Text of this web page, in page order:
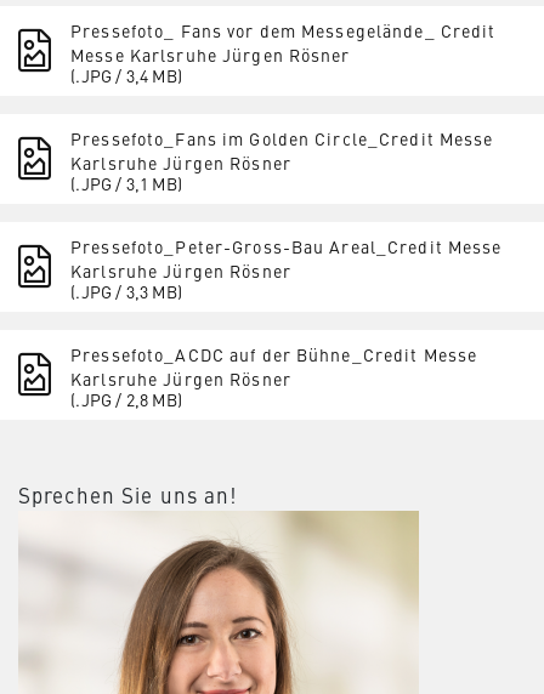
Pressefoto_ Fans vor dem Messegelände_ Credit
Messe Karlsruhe Jürgen Rösner
(.JPG / 3,4 MB)
Pressefoto_Fans im Golden Circle_Credit Messe
Karlsruhe Jürgen Rösner
(.JPG / 3,1 MB)
Pressefoto_Peter-Gross-Bau Areal_Credit Messe
Karlsruhe Jürgen Rösner
(.JPG / 3,3 MB)
Pressefoto_ACDC auf der Bühne_Credit Messe
Karlsruhe Jürgen Rösner
(.JPG / 2,8 MB)
Sprechen Sie uns an!